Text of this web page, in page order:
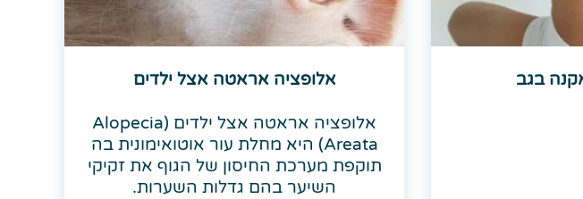
בגב אלופציה אראטה אצל ילדים
אלופציה אראטה אצל ילדים (Alopecia
Areata) היא מחלת עור אוטואימונית בה
תוקפת מערכת החיסון של הגוף את זקיקי
השיער בהם גדלות השערות.